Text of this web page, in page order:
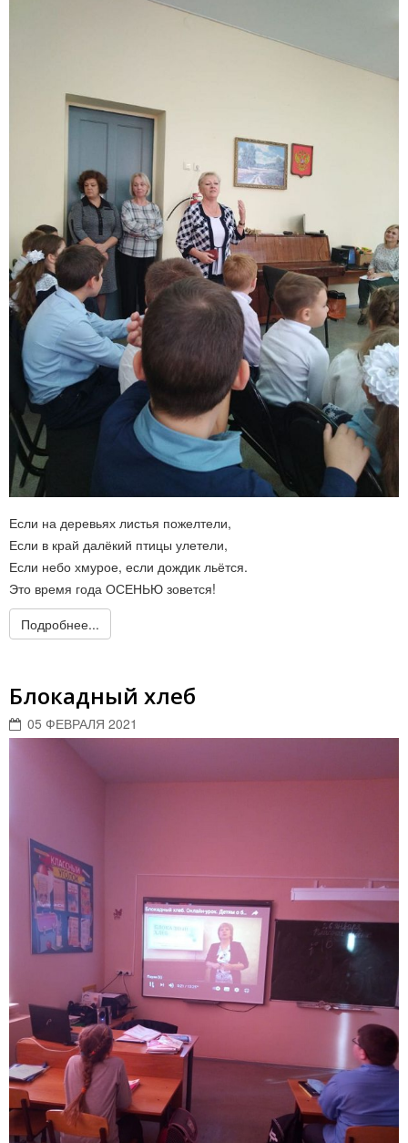
Если на деревьях листья пожелтели,
Если в край далёкий птицы улетели,
Если небо хмурое, если дождик льётся.
Это время года ОСЕНЬЮ зовется!
Подробнее...
Блокадный хлеб
05 ФЕВРАЛЯ 2021